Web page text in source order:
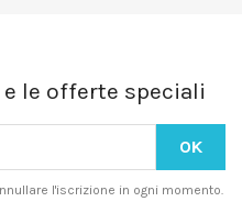
le offerte speciali
l'iscrizione in ogni momento.